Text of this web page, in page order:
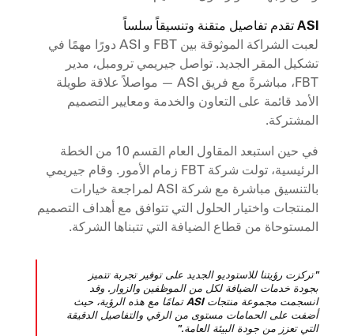
ASI تقدم تفاصيل متقنة وتنسيقاً سلساً
لعبت الشراكة الموثوقة بين FBT و ASI دورًا مهمًا في
تشكيل المقر الجديد. تواصل جيريمي ترومبل، مدير
FBT، مباشرةً مع فريق ASI — مواصلاً علاقة طويلة
الأمد قائمة على التعاون والخدمة ومعايير التصميم
المشتركة.
في حين استبعد المقاول العام القسم 10 من الخطة
الرئيسية، تولت شركة FBT زمام الأمور. وقام جيريمي
بالتنسيق مباشرة مع شركة ASI لمراجعة خيارات
المنتجات واختيار الحلول التي تتوافق مع أهداف التصميم
المستوحاة من قطاع الضيافة التي تتبناها الشركة.
"تركزت رؤيتنا للاستوديو الجديد على توفير تجربة تتميز
بجودة خدمات الضيافة لكل من الموظفين والزوار. وقد
انسجمت مجموعة منتجات ASI تمامًا مع هذه الرؤية، حيث
أضفت على الحمامات مستوى من الرقي والتفاصيل الدقيقة
التي تعزز من جودة البيئة العامة."